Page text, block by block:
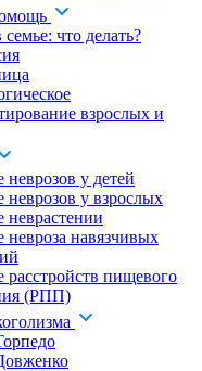
что делать?
взрослых и
неврозов у детей
неврозов у взрослых
неврастении
невроза навязчивых
расстройств пищевого
(РПП)